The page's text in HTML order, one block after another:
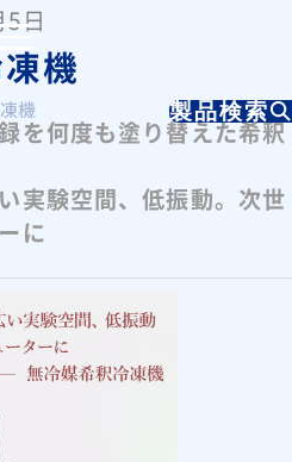
機
日
機
を何度も塗り替えた希釈
実験空間、低振動。次世
に
製品検索